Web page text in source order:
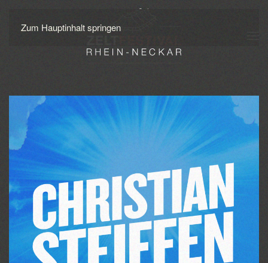
Zum Hauptinhalt springen